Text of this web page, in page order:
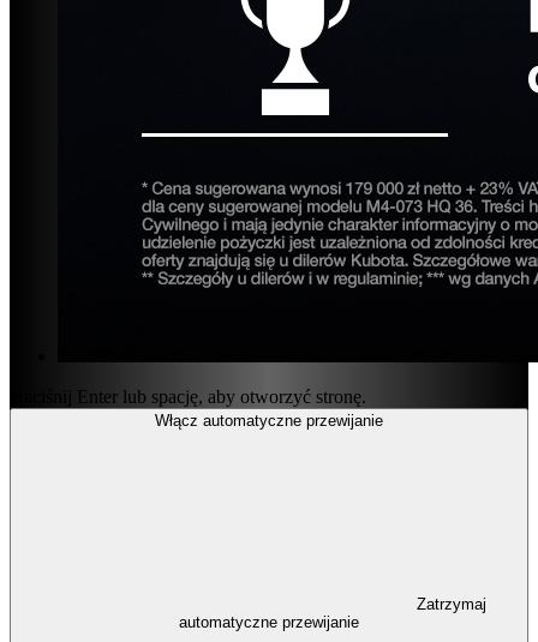
Naciśnij Enter lub spację, aby otworzyć stronę.
Włącz automatyczne przewijanie
Zatrzymaj
automatyczne przewijanie